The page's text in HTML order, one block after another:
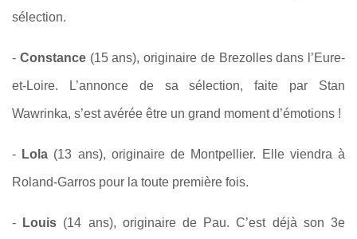
sélection.
- Constance(15 ans), originaire de Brezolles dans l’Eure-
et-Loire. L’annonce de sa sélection, faite par Stan
Wawrinka, s’est avérée être un grand moment d’émotions !
- Lola (13 ans), originaire de Montpellier. Elle viendra à
Roland-Garros pour la toute première fois.
- Louis (14 ans), originaire de Pau. C’est déjà son 3e